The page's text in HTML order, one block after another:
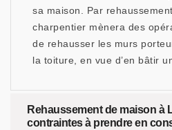
sa maison. Par
charpentier mènera des
de rehausser les murs
la toiture, en vue d’en bâtir
Rehaussement de maison à
contraintes à prendre en